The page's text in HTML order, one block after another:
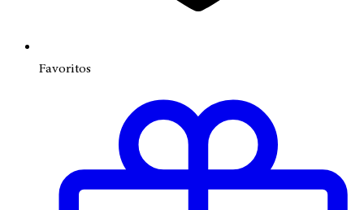
Favoritos